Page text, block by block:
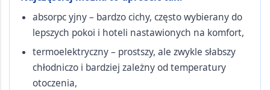
absorpc yjny– bardzo cichy, często wybierany do
lepszych pokoi i hoteli nastawionych na komfort,
termoelektryczny– prostszy, ale zwykle słabszy
chłodniczo i bardziej zależny od temperatury
otoczenia,